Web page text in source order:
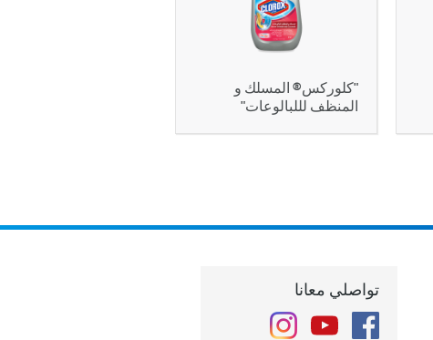
"كلوركس® المسلك و
المنظف لللبالوعات"
تواصلي معانا
Facebook
YouTube
Instagram